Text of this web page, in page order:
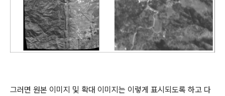
그러면 원본 이미지 및 확대 이미지는 이렇게 표시되도록 하고 다